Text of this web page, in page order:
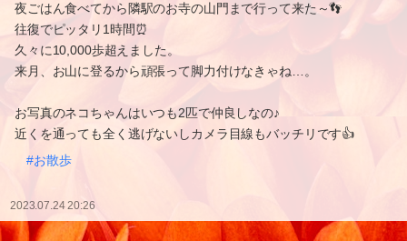
夜ごはん食べてから隣駅のお寺の山門まで行って来た～👣
往復でピッタリ1時間⏰
久々に10,000歩超えました。
来月、お山に登るから頑張って脚力付けなきゃね…。
お写真のネコちゃんはいつも2匹で仲良しなの♪
近くを通っても全く逃げないしカメラ目線もバッチリです👍
#お散歩
2023.07.24 20:26